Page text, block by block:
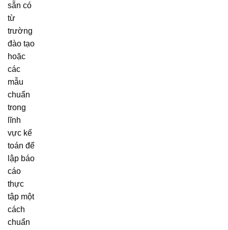
sẵn có
từ
trường
đào tạo
hoặc
các
mẫu
chuẩn
trong
lĩnh
vực kế
toán để
lập báo
cáo
thực
tập một
cách
chuẩn